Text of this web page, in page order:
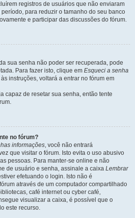
registros de usuários que não enviaram
para reduzir o tamanho do seu banco
e participar das discussões do fórum.
sua senha não poder ser recuperada, pode
Para fazer isto, clique em Esqueci a senha
instruções, voltará a entrar no fórum em
capaz de resetar sua senha, então tente
no fórum?
informações, você não entrará
que visitar o fórum. Isto evita o uso abusivo
pessoas. Para manter-se online e não
de usuário e senha, assinale a caixa Lembrar
efetuando o login. Isto não é
através de um computador compartilhado
café internet ou cyber café,
visualizar a caixa, é possível que o
este recurso.